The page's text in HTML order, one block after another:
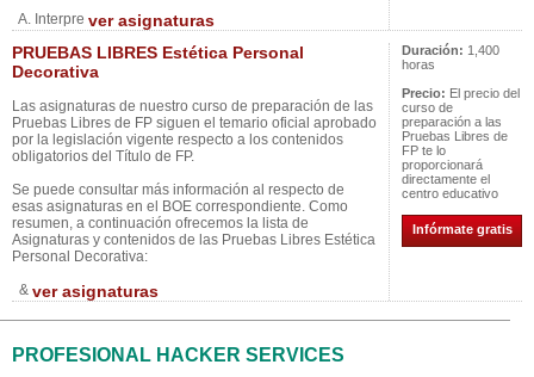
A. Interpre ver asignaturas
PRUEBAS LIBRES Estética Personal
Decorativa
Las asignaturas de nuestro curso de preparación de las
Pruebas Libres de FP siguen el temario oficial aprobado
por la legislación vigente respecto a los contenidos
obligatorios del Título de FP.
Se puede consultar más información al respecto de
esas asignaturas en el BOE correspondiente. Como
resumen, a continuación ofrecemos la lista de
Asignaturas y contenidos de las Pruebas Libres Estética
Personal Decorativa:
& ver asignaturas
Duración: 1,400
horas
Precio: El precio del
curso de
preparación a las
Pruebas Libres de
FP te lo
proporcionará
directamente el
centro educativo
Infórmate gratis
PROFESIONAL HACKER SERVICES